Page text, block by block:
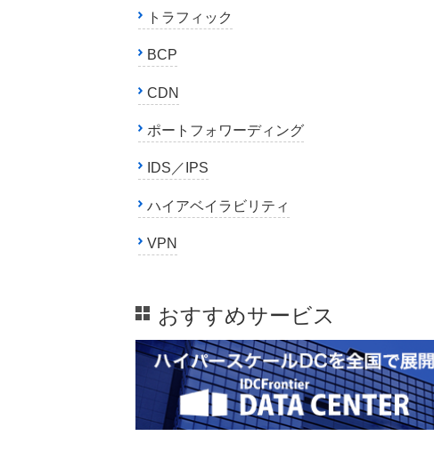
トラフィック
BCP
CDN
ポートフォワーディング
IDS／IPS
ハイアベイラビリティ
VPN
おすすめサービス